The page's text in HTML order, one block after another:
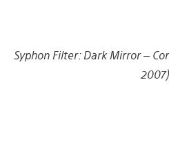
Syphon Filter: Dark Mirror –
2007)